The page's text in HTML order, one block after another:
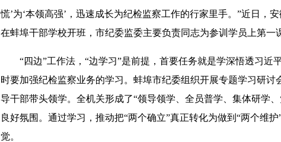
慌’为‘本领高强’，迅速成长为纪检监察工作的行家里手。”近日，
在蚌埠干部学校开班，市纪委监委主要负责同志为参训学员上第一
“四边”工作法，“边学习”是前提，首要任务就是学深悟透习近
时要加强纪检监察业务的学习。蚌埠市纪委组织开展专题学习研讨
导干部带头领学。全机关形成了“领导领学、全员普学、集体研学
良好氛围。通过学习，推动把“两个确立”真正转化为做到“两个维
觉。